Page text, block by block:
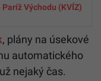
čase, keď bude
trasy.
rýchlosť už
preto vyzýva